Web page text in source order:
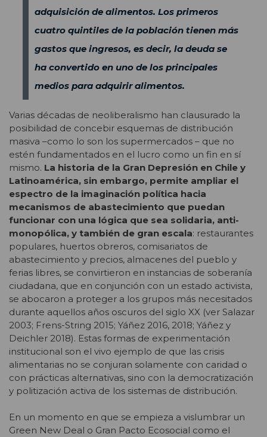
adquisición de alimentos. Los primeros
cuatro quintiles de la población tienen más
gastos que ingresos, es decir, la deuda se
ha convertido en uno de los principales
medios para adquirir alimentos.
Varias décadas de neoliberalismo han clausurado la
posibilidad de concebir esquemas de distribución
masiva –como lo son los supermercados – que no
estén fundamentados en el lucro como un fin en sí
mismo. La historia de la Gran Depresión en Chile y
Latinoamérica, sin embargo, permite ampliar el
espectro de la imaginación política hacia
mecanismos de abastecimiento que puedan
funcionar con una lógica que sea solidaria, anti-
monopólica, y también de gran escala: restaurantes
populares, huertos obreros, comisariatos de
abastecimiento y precios, almacenes del pueblo y
ferias libres, se convirtieron en instancias de soberanía
ciudadana, que en conjunción con un estado activista,
se abocaron a proteger a los grupos más necesitados
durante aquellos años oscuros del siglo XX (ver Salazar
2003; Frens-String 2015; Yáñez 2016, 2018; Yáñez y
Deichler 2018). Estas formas de experimentación
institucional son el vivo ejemplo de que las crisis
alimentarias no se conjuran solamente con caridad o
con prácticas alternativas, sino con la democratización
y politización activa de los sistemas de distribución.
En un momento en que se empieza a vislumbrar un
Green New Deal o Gran Pacto Ecosocial como el